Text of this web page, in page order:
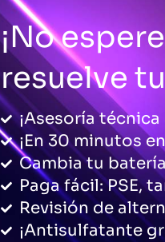
¡No
resuelve
¡Asesoría
¡En 30 minutos
Cambia tu
Paga fácil: PSE,
Revisión de
¡Antisulfatante